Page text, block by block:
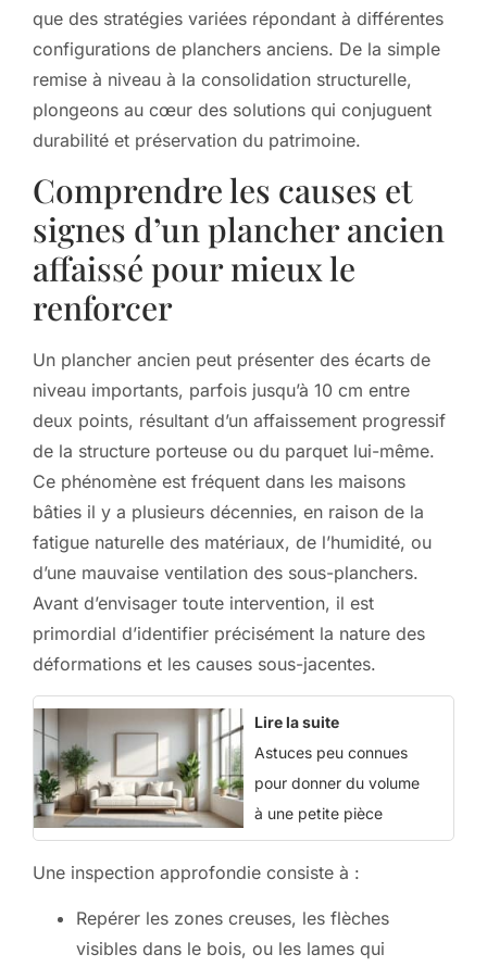
que des stratégies variées répondant à différentes
configurations de planchers anciens. De la simple
remise à niveau à la consolidation structurelle,
plongeons au cœur des solutions qui conjuguent
durabilité et préservation du patrimoine.
Comprendre les causes et
signes d’un plancher ancien
affaissé pour mieux le
renforcer
Un plancher ancien peut présenter des écarts de
niveau importants, parfois jusqu’à 10 cm entre
deux points, résultant d’un affaissement progressif
de la structure porteuse ou du parquet lui-même.
Ce phénomène est fréquent dans les maisons
bâties il y a plusieurs décennies, en raison de la
fatigue naturelle des matériaux, de l’humidité, ou
d’une mauvaise ventilation des sous-planchers.
Avant d’envisager toute intervention, il est
primordial d’identifier précisément la nature des
déformations et les causes sous-jacentes.
Lire la suite
Astuces peu connues
pour donner du volume
à une petite pièce
Une inspection approfondie consiste à :
Repérer les zones creuses, les flèches
visibles dans le bois, ou les lames qui